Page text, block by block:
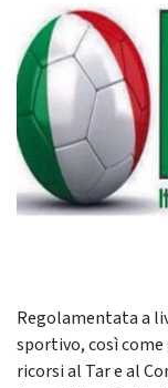
Regolamentata a
sportivo, così
ricorsi al Tar e al